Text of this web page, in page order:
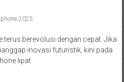
2025
berevolusi dengan cepat. Jika
inovasi futuristik, kini pada
lipat